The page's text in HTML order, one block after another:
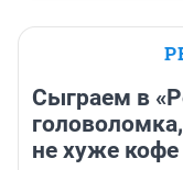
Сыграем в
не хуже кофе